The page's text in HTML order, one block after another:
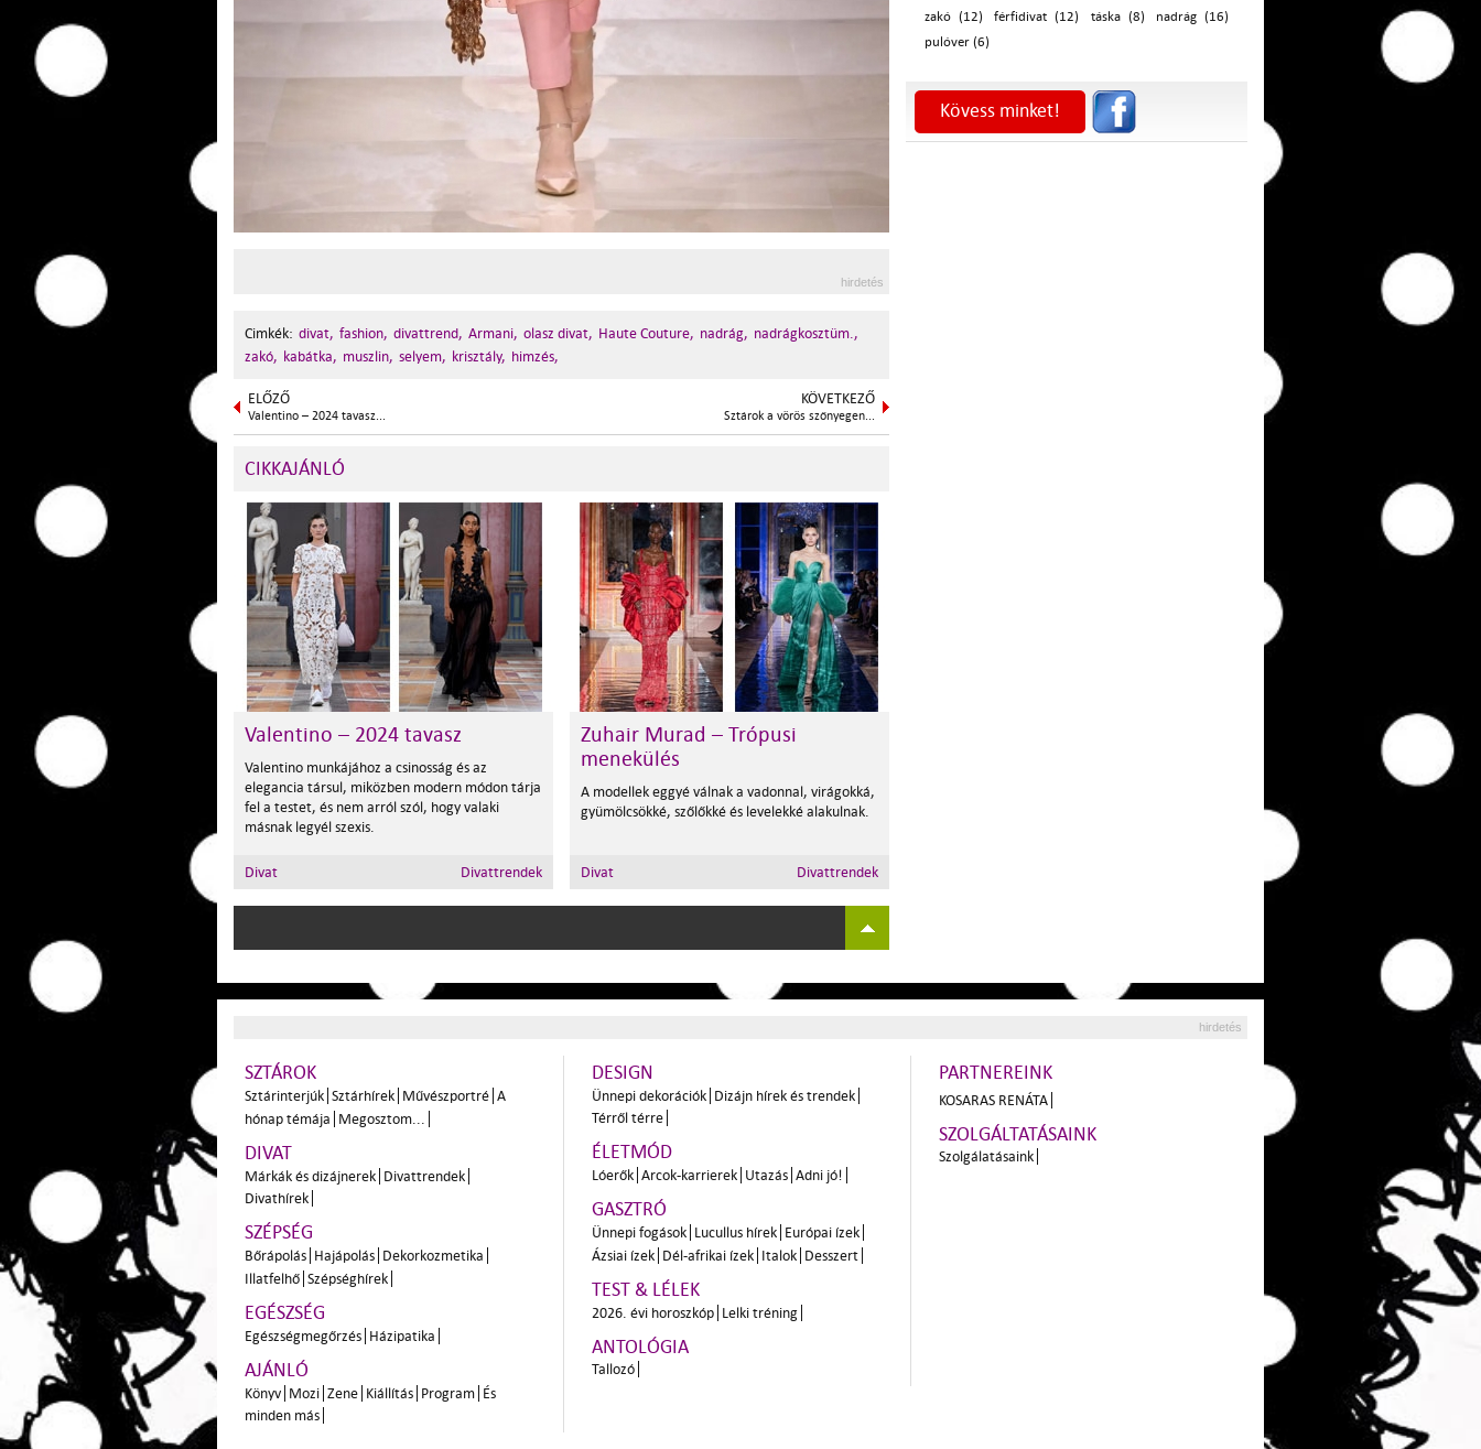
hirdetés
Cimkék: divat, fashion, divattrend, Armani, olasz divat, Haute Couture, nadrág, nadrágkosztüm.,
zakó, kabátka, muszlin, selyem, krisztály, himzés,
ELŐZŐ
Valentino – 2024 tavasz...
KÖVETKEZŐ
Sztárok a vörös szőnyegen...
CIKKAJÁNLÓ
Valentino – 2024 tavasz
Valentino munkájához a csinosság és az
elegancia társul, miközben modern módon tárja
fel a testet, és nem arról szól, hogy valaki
másnak legyél szexis.
Divat Divattrendek
Zuhair Murad – Trópusi
menekülés
A modellek eggyé válnak a vadonnal, virágokká,
gyümölcsökké, szőlőkké és levelekké alakulnak.
Divat Divattrendek
zakó (12)
férfidivat (12) táska (8)
nadrág (16)
pulóver (6)
Kövess minket!
hirdetés
SZTÁROK
Sztárinterjúk Sztárhírek Művészportré A
hónap témája Megosztom...
DIVAT
Márkák és dizájnerek Divattrendek
Divathírek
SZÉPSÉG
Bőrápolás Hajápolás Dekorkozmetika
Illatfelhő Szépséghírek
EGÉSZSÉG
Egészségmegőrzés Házipatika
AJÁNLÓ
Könyv Mozi Zene Kiállítás Program És
minden más
DESIGN
Ünnepi dekorációk Dizájn hírek és trendek
Térről térre
ÉLETMÓD
Lóerők Arcok-karrierek Utazás Adni jó!
GASZTRÓ
Ünnepi fogások Lucullus hírek Európai ízek
Ázsiai ízek Dél-afrikai ízek Italok Desszert
TEST & LÉLEK
2026. évi horoszkóp Lelki tréning
ANTOLÓGIA
Tallozó
PARTNEREINK
KOSARAS RENÁTA
SZOLGÁLTATÁSAINK
Szolgálatásaink